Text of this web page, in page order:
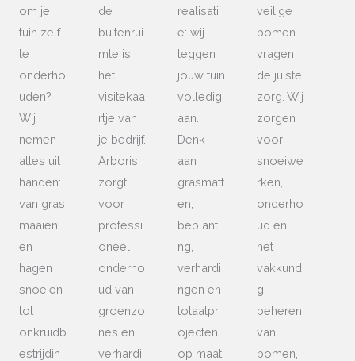
om je
tuin zelf
te
onderho
uden?
Wij
nemen
alles uit
handen:
van gras
maaien
en
hagen
snoeien
tot
onkruidb
estrijdin
de
buitenrui
mte is
het
visitekaa
rtje van
je bedrijf.
Arboris
zorgt
voor
professi
oneel
onderho
ud van
groenzo
nes en
verhardi
realisati
e: wij
leggen
jouw tuin
volledig
aan.
Denk
aan
grasmatt
en,
beplanti
ng,
verhardi
ngen en
totaalpr
ojecten
op maat
veilige
bomen
vragen
de juiste
zorg. Wij
zorgen
voor
snoeiwe
rken,
onderho
ud en
het
vakkundi
g
beheren
van
bomen,